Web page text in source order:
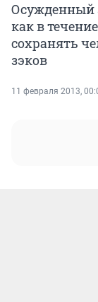
Осужденный
как в
сохранять
зэков
11 февраля 2013,